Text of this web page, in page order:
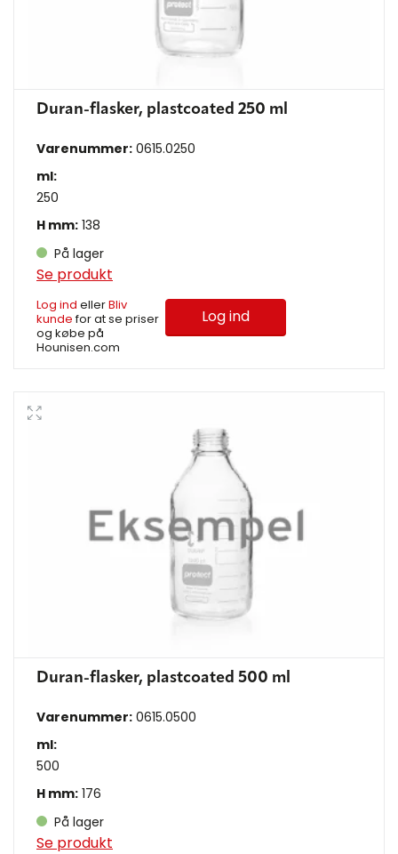
Duran-flasker, plastcoated 250 ml
Varenummer: 0615.0250
ml:
250
H mm: 138
På lager
Se produkt
Log ind ellerBliv
kundefor at se priser
og købe på
Hounisen.com
Log ind
Duran-flasker, plastcoated 500 ml
Varenummer: 0615.0500
ml:
500
H mm: 176
På lager
Se produkt